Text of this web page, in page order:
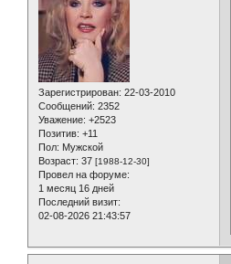
Зарегистрирован: 22-03-2010
Сообщений: 2352
Уважение: +2523
Позитив: +11
Пол: Мужской
Возраст: 37 [1988-12-30]
Провел на форуме:
1 месяц 16 дней
Последний визит:
02-08-2026 21:43:57